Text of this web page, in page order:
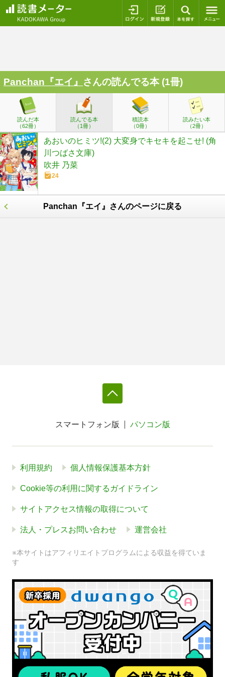
ログイン 新規登録
Panchan『エイ』 さんの読んでる本 (1冊)
読んだ本
（62冊）
読んでる本
（1冊）
積読本
（0冊）
読みたい本
（2冊）
あおいのヒミツ!(2) 大変身でキセキを起こせ! (角
川つばさ文庫)
吹井 乃菜
24
Panchan『エイ』さんのページに戻る
スマートフォン版 パソコン版
利用規約 個人情報保護基本方針
Cookie等の利用に関するガイドライン
サイトアクセス情報の取得について
法人・プレスお問い合わせ 運営会社
※本サイトはアフィリエイトプログラムによる収益を得ていま
す